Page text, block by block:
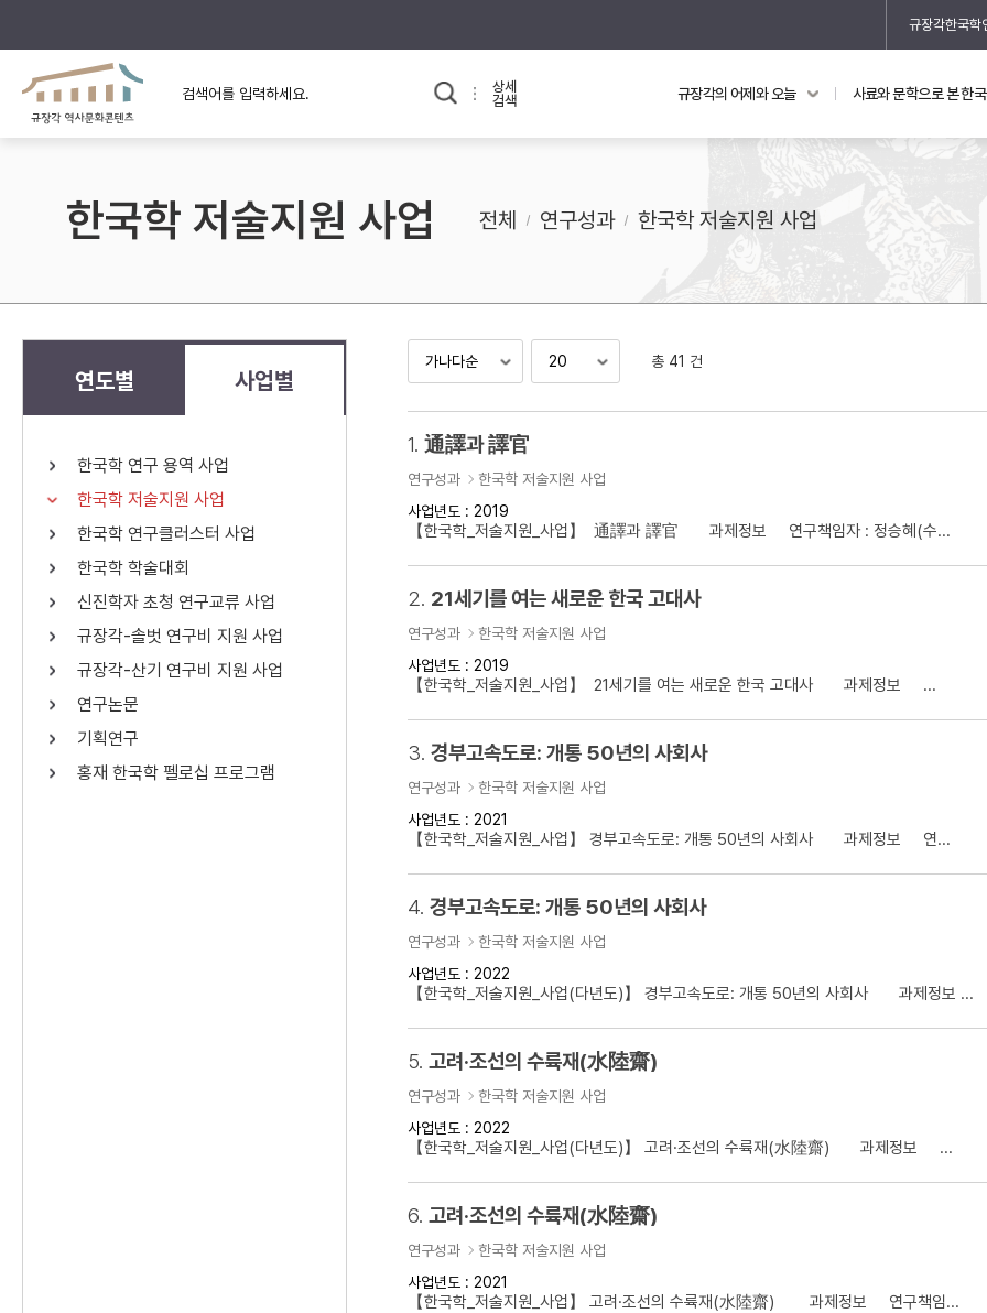
규장각한국학
규장각의 어제와 오늘
규장각 소개영상
사료와 문학으로 본
고대
고려
조선 후기
근대
교과 연동 자료 의궤와 지리지
지리지 이야기
상세
검색
검색 연산자 사용안내
연산자 설명
AND
OR 정조 OR 정약용 “정조” 또는 “정약용”이 포함된 자료를 검색
료를 검색
규장각의 어제와 오늘 사료와 문학으로 본 한
한국학 저술지원 사업 전체 연구성과 한국학 저술지원 사업
연도별 사업별
한국학 연구 용역 사업
한국학 저술지원 사업
한국학 연구클러스터 사업
한국학 학술대회
신진학자 초청 연구교류 사업
규장각-솔벗 연구비 지원 사업
규장각-산기 연구비 지원 사업
연구논문
기획연구
홍재 한국학 펠로십 프로그램
총 41 건
1. 通譯과 譯官
연구성과
한국학 저술지원 사업
사업년도 : 2019
【한국학_저술지원_사업】 通譯과 譯官 과제정보 연구책임자 : 정승혜(수...
2. 21세기를 여는 새로운 한국 고대사
연구성과
한국학 저술지원 사업
사업년도 : 2019
【한국학_저술지원_사업】 21세기를 여는 새로운 한국 고대사 과제정보 ...
3. 경부고속도로: 개통 50년의 사회사
연구성과
한국학 저술지원 사업
사업년도 : 2021
【한국학_저술지원_사업】 경부고속도로: 개통 50년의 사회사 과제정보 연...
4. 경부고속도로: 개통 50년의 사회사
연구성과
한국학 저술지원 사업
사업년도 : 2022
【한국학_저술지원_사업(다년도)】 경부고속도로: 개통 50년의 사회사 과제정보 ...
5. 고려·조선의 수륙재(水陸齋)
연구성과
한국학 저술지원 사업
사업년도 : 2022
【한국학_저술지원_사업(다년도)】 고려·조선의 수륙재(水陸齋) 과제정보 ...
6. 고려·조선의 수륙재(水陸齋)
연구성과
한국학 저술지원 사업
사업년도 : 2021
【한국학_저술지원_사업】 고려·조선의 수륙재(水陸齋) 과제정보 연구책임...